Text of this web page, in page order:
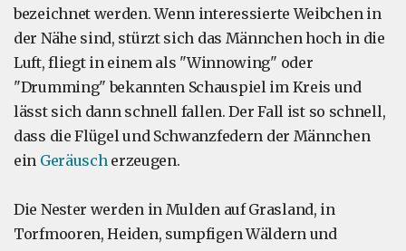
bezeichnet werden. Wenn interessierte Weibchen in
der Nähe sind, stürzt sich das Männchen hoch in die
Luft, fliegt in einem als "Winnowing" oder
"Drumming" bekannten Schauspiel im Kreis und
lässt sich dann schnell fallen. Der Fall ist so schnell,
dass die Flügel und Schwanzfedern der Männchen
ein Geräuscherzeugen.
Die Nester werden in Mulden auf Grasland, in
Torfmooren, Heiden, sumpfigen Wäldern und